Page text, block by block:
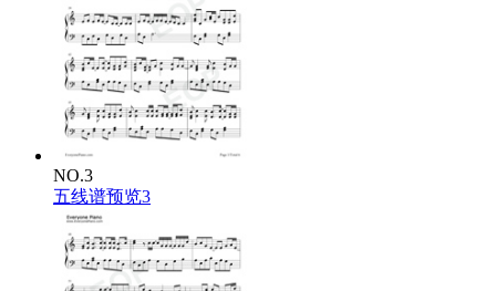
NO.3
五线谱预览3